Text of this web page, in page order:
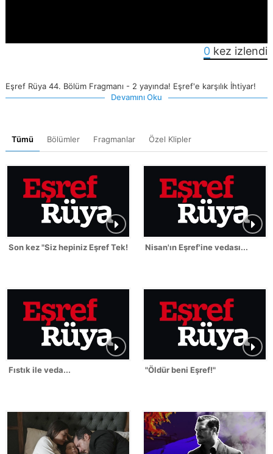
0 kez izlendi
Eşref Rüya 44. Bölüm Fragmanı - 2 yayında! Eşref'e karşılık İhtiyar!
Devamını Oku
Tümü Bölümler Fragmanlar Özel Klipler
Son kez "Siz hepiniz Eşref Tek!" Nisan'ın Eşref'ine vedası...
Fıstık ile veda... "Öldür beni Eşref!"